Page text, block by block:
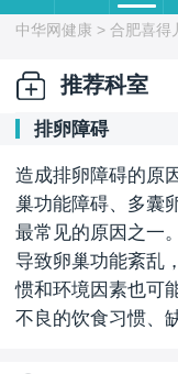
中华网健康 >合肥喜得
推荐科室
排卵障碍
造成排卵障碍的原
巢功能障碍、多囊
最常见的原因之一
导致卵巢功能紊乱
惯和环境因素也可
不良的饮食习惯、